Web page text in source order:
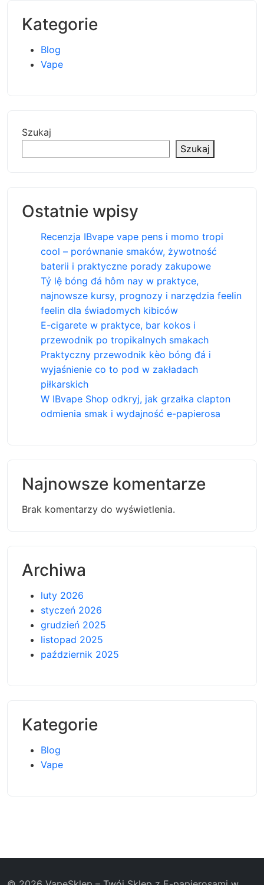
Kategorie
Blog
Vape
Szukaj
Szukaj
Ostatnie wpisy
Recenzja IBvape vape pens i momo tropi
cool – porównanie smaków, żywotność
baterii i praktyczne porady zakupowe
Tỷ lệ bóng đá hôm nay w praktyce,
najnowsze kursy, prognozy i narzędzia feelin
feelin dla świadomych kibiców
E-cigarete w praktyce, bar kokos i
przewodnik po tropikalnych smakach
Praktyczny przewodnik kèo bóng đá i
wyjaśnienie co to pod w zakładach
piłkarskich
W IBvape Shop odkryj, jak grzałka clapton
odmienia smak i wydajność e-papierosa
Najnowsze komentarze
Brak komentarzy do wyświetlenia.
Archiwa
luty 2026
styczeń 2026
grudzień 2025
listopad 2025
październik 2025
Kategorie
Blog
Vape